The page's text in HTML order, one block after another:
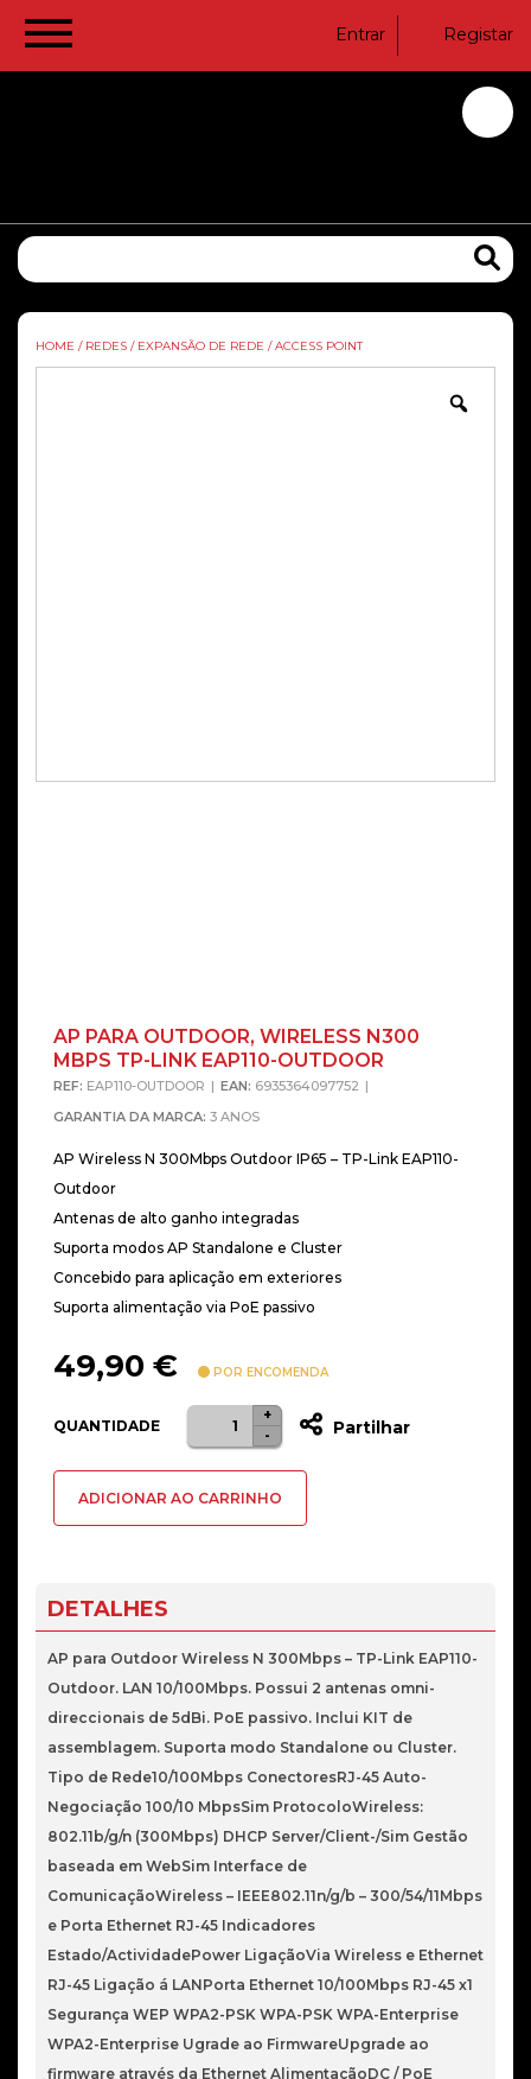
Entrar Registar
HOME / REDES / EXPANSÃO DE REDE / ACCESS POINT
AP PARA OUTDOOR, WIRELESS N300
MBPS TP-LINK EAP110-OUTDOOR
REF: EAP110-OUTDOOR EAN: 6935364097752
GARANTIA DA MARCA: 3 ANOS
AP Wireless N 300Mbps Outdoor IP65 – TP-Link EAP110-
Outdoor
Antenas de alto ganho integradas
Suporta modos AP Standalone e Cluster
Concebido para aplicação em exteriores
Suporta alimentação via PoE passivo
49,90 € POR ENCOMENDA
QUANTIDADE
Quantidade
de
PARA
MBPS
TP-
LINK
EAP110-
OUTDOOR
-
+
Partilhar
ADICIONAR AO CARRINHO
DETALHES
AP para Outdoor Wireless N 300Mbps – TP-Link EAP110-
Outdoor. LAN 10/100Mbps. Possui 2 antenas omni-
direccionais de 5dBi. PoE passivo. Inclui KIT de
assemblagem. Suporta modo Standalone ou Cluster.
Tipo de Rede10/100Mbps ConectoresRJ-45 Auto-
Negociação 100/10 MbpsSim ProtocoloWireless:
802.11b/g/n (300Mbps) DHCP Server/Client-/Sim Gestão
baseada em WebSim Interface de
ComunicaçãoWireless – IEEE802.11n/g/b – 300/54/11Mbps
e Porta Ethernet RJ-45 Indicadores
Estado/ActividadePower LigaçãoVia Wireless e Ethernet
RJ-45 Ligação á LANPorta Ethernet 10/100Mbps RJ-45 x1
Segurança WEP WPA2-PSK WPA-PSK WPA-Enterprise
WPA2-Enterprise Ugrade ao FirmwareUpgrade ao
firmware através da Ethernet AlimentaçãoDC / PoE